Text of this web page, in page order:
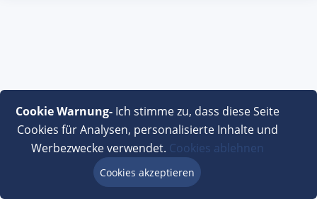
Cookie Warnung-Ich stimme zu, dass diese Seite
Cookies für Analysen, personalisierte Inhalte und
Werbezwecke verwendet. Cookies ablehnen
Cookies akzeptieren